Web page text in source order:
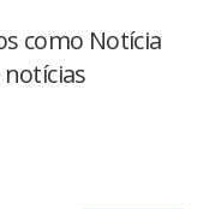
como Notícia